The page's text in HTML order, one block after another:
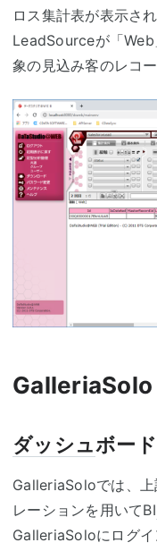
ロス集計表が表示さ
LeadSourceが「
象の見込み客のレコ
GalleriaSolo
ダッシュボー
GalleriaSoloでは、上
レーションを用いてBI
GalleriaSoloにログイ